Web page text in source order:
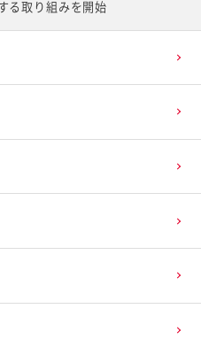
る取り組みを開始